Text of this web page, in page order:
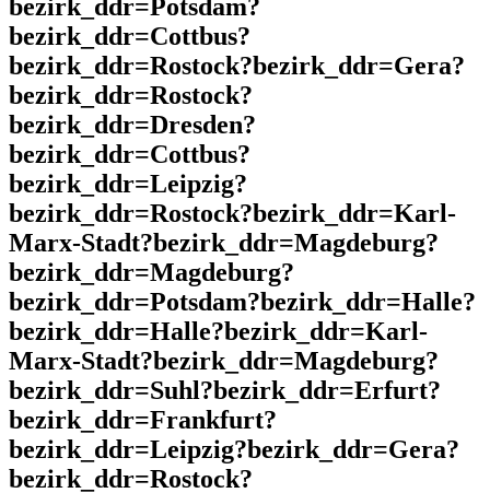
bezirk_ddr=Potsdam?
bezirk_ddr=Cottbus?
bezirk_ddr=Rostock?bezirk_ddr=Gera?
bezirk_ddr=Rostock?
bezirk_ddr=Dresden?
bezirk_ddr=Cottbus?
bezirk_ddr=Leipzig?
bezirk_ddr=Rostock?bezirk_ddr=Karl-
Marx-Stadt?bezirk_ddr=Magdeburg?
bezirk_ddr=Magdeburg?
bezirk_ddr=Potsdam?bezirk_ddr=Halle?
bezirk_ddr=Halle?bezirk_ddr=Karl-
Marx-Stadt?bezirk_ddr=Magdeburg?
bezirk_ddr=Suhl?bezirk_ddr=Erfurt?
bezirk_ddr=Frankfurt?
bezirk_ddr=Leipzig?bezirk_ddr=Gera?
bezirk_ddr=Rostock?